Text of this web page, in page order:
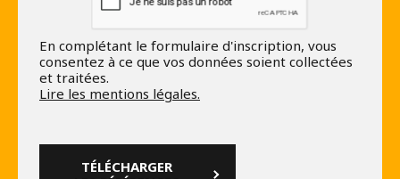
En complétant le formulaire d'inscription, vous
consentez à ce que vos données soient collectées
et traitées.
Lire les mentions légales.